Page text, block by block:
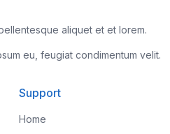
aliquet et et lorem.
eu, feugiat condimentum velit.
Support
Home